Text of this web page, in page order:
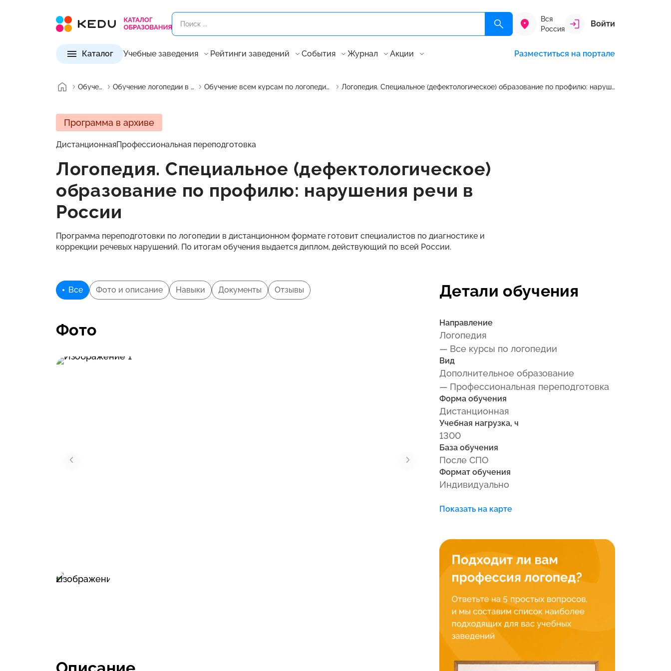
Вся
Россия
Войти
Каталог Учебные заведения Рейтинги заведений События Журнал Акции Разместиться на портале
Обучение Обучение логопедии в России Обучение всем курсам по логопедии в России Логопедия. Специальное (дефектологическое) образование по профилю: нарушения речи в России
Программа в архиве
ДистанционнаяПрофессиональная переподготовка
Логопедия. Специальное (дефектологическое)
образование по профилю: нарушения речи в
России
Программа переподготовки по логопедии в дистанционном формате готовит специалистов по диагностике и
коррекции речевых нарушений. По итогам обучения выдается диплом, действующий по всей России.
Все Фото и описание Навыки Документы Отзывы
Фото
Детали обучения
Направление
Логопедия
— Все курсы по логопедии
Вид
Дополнительное образование
— Профессиональная переподготовка
Форма обучения
Дистанционная
Учебная нагрузка, ч
1300
База обучения
После СПО
Формат обучения
Индивидуально
Показать на карте